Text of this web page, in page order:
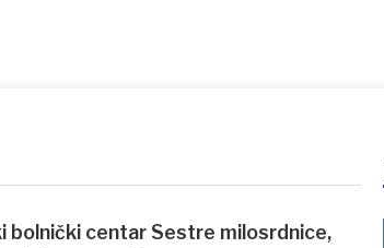
bolnički centar Sestre milosrdnice,